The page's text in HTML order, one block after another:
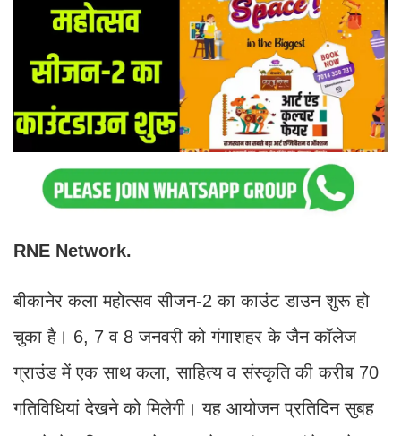
RNE Network.
बीकानेर कला महोत्सव सीजन-2 का काउंट डाउन शुरू हो
चुका है। 6, 7 व 8 जनवरी को गंगाशहर के जैन कॉलेज
ग्राउंड में एक साथ कला, साहित्य व संस्कृति की करीब 70
गतिविधियां देखने को मिलेगी। यह आयोजन प्रतिदिन सुबह